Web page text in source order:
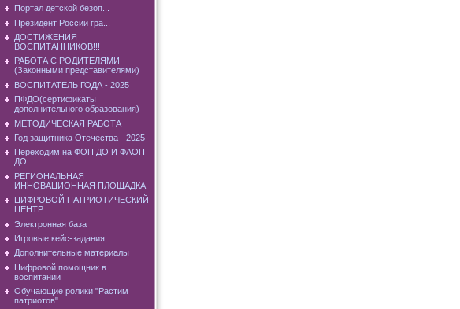
Портал детской безоп...
Президент России гра...
ДОСТИЖЕНИЯ
ВОСПИТАННИКОВ!!!
РАБОТА С РОДИТЕЛЯМИ
(Законными представителями)
ВОСПИТАТЕЛЬ ГОДА - 2025
ПФДО(сертификаты
дополнительного образования)
МЕТОДИЧЕСКАЯ РАБОТА
Год защитника Отечества - 2025
Переходим на ФОП ДО И ФАОП
ДО
РЕГИОНАЛЬНАЯ
ИННОВАЦИОННАЯ ПЛОЩАДКА
ЦИФРОВОЙ ПАТРИОТИЧЕСКИЙ
ЦЕНТР
Электронная база
Игровые кейс-задания
Дополнительные материалы
Цифровой помощник в
воспитании
Обучающие ролики "Растим
патриотов"